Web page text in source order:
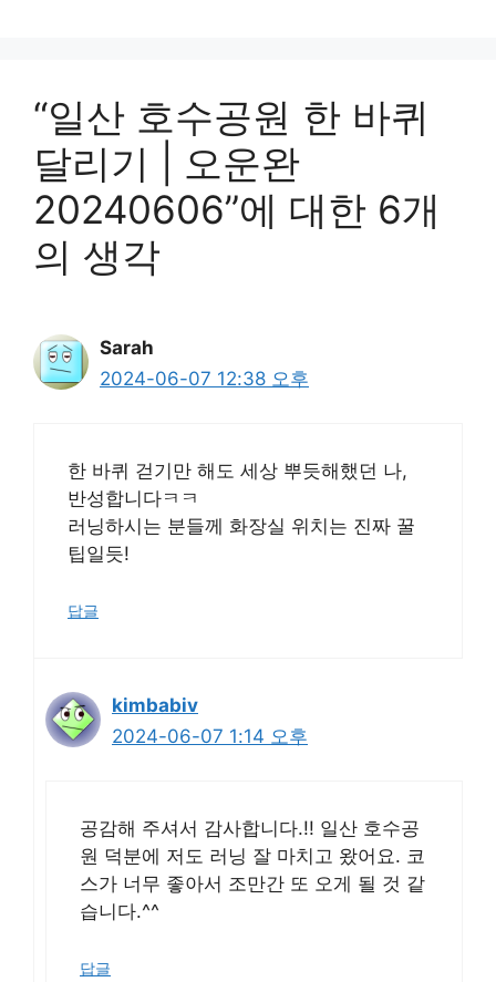
“일산 호수공원 한 바퀴
달리기 | 오운완
20240606”에 대한 6개
의 생각
Sarah
2024-06-07 12:38 오후
한 바퀴 걷기만 해도 세상 뿌듯해했던 나,
반성합니다ㅋㅋ
러닝하시는 분들께 화장실 위치는 진짜 꿀
팁일듯!
답글
kimbabiv
2024-06-07 1:14 오후
공감해 주셔서 감사합니다.!! 일산 호수공
원 덕분에 저도 러닝 잘 마치고 왔어요. 코
스가 너무 좋아서 조만간 또 오게 될 것 같
습니다.^^
답글